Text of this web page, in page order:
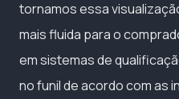
tornamos essa
mais fluida para o
em sistemas de
no funil de acordo com as